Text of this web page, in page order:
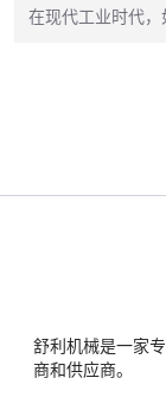
在现代工业时代
舒利机械是一家
商和供应商。